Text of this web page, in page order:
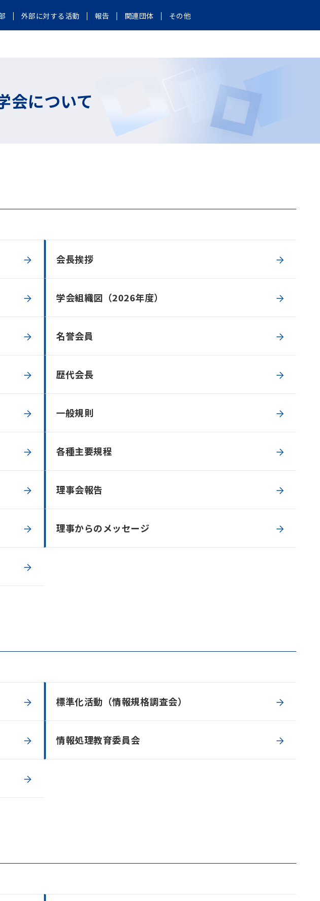
外部に対する活動 報告 関連団体 その他
会について
会長挨拶
学会組織図（2026年度）
名誉会員
歴代会長
一般規則
各種主要規程
理事会報告
理事からのメッセージ
標準化活動（情報規格調査会）
情報処理教育委員会